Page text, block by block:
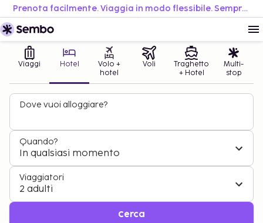
Prenota facilmente. Viaggia in modo flessibile. Sempre al miglior prezzo.
Viaggi Hotel
Volo +
hotel
Voli
Traghetto
+ Hotel
Multi-
stop
Dove vuoi alloggiare?
Quando?
In qualsiasi momento
Viaggiatori
2 adulti
Cerca